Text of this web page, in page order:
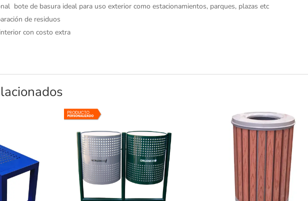
bote de basura ideal para uso exterior como estacionamientos, parques, plazas etc
de residuos
con costo extra